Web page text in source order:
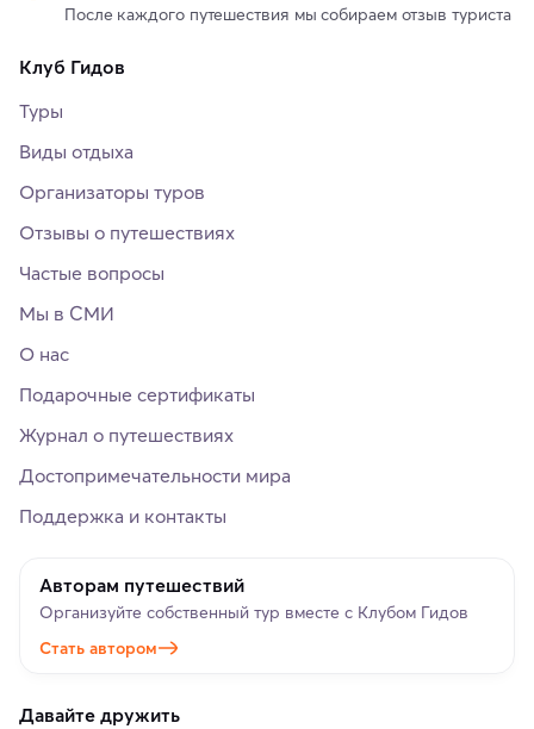
После каждого путешествия мы собираем отзыв туриста
Клуб Гидов
Туры
Виды отдыха
Организаторы туров
Отзывы о путешествиях
Частые вопросы
Мы в СМИ
О нас
Подарочные сертификаты
Журнал о путешествиях
Достопримечательности мира
Поддержка и контакты
Авторам путешествий
Организуйте собственный тур вместе с Клубом Гидов
Стать автором
Давайте дружить